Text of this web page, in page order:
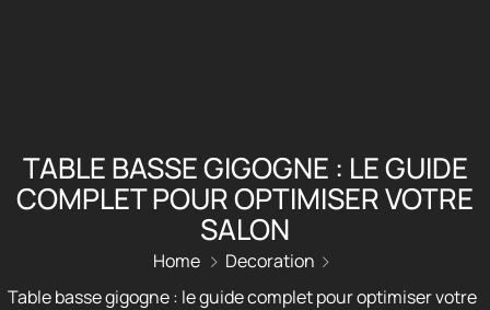
TABLE BASSE GIGOGNE : LE GUIDE
COMPLET POUR OPTIMISER VOTRE
SALON
Home
Decoration
Table basse gigogne : le guide complet pour optimiser votre